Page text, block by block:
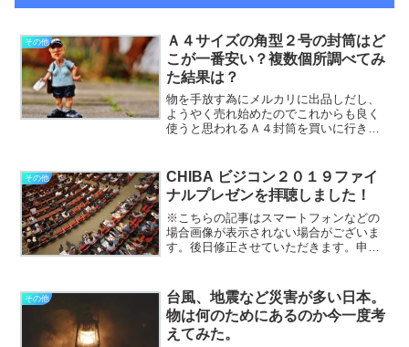
その他
Ａ４サイズの角型２号の封筒はど
こが一番安い？複数個所調べてみ
た結果は？
物を手放す為にメルカリに出品しだし、
ようやく売れ始めたのでこれからも良く
使うと思われるＡ４封筒を買いに行きま
で、Ａ４封筒がいくらだとか気にした事
がなかったので、100均で...
その他
CHIBA ビジコン２０１９ファイ
ナルプレゼンを拝聴しました！
※こちらの記事はスマートフォンなどの
場合画像が表示されない場合がございま
す。後日修正させていただきます。申し
の企業フェス、ちば起業家大交流会が1月
30日に幕張メッセで...
その他
台風、地震など災害が多い日本。
物は何のためにあるのか今一度考
えてみた。